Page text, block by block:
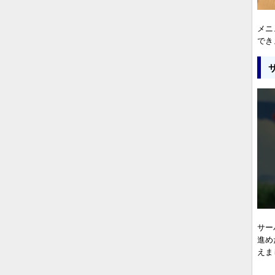
メ
で
サ
進
え